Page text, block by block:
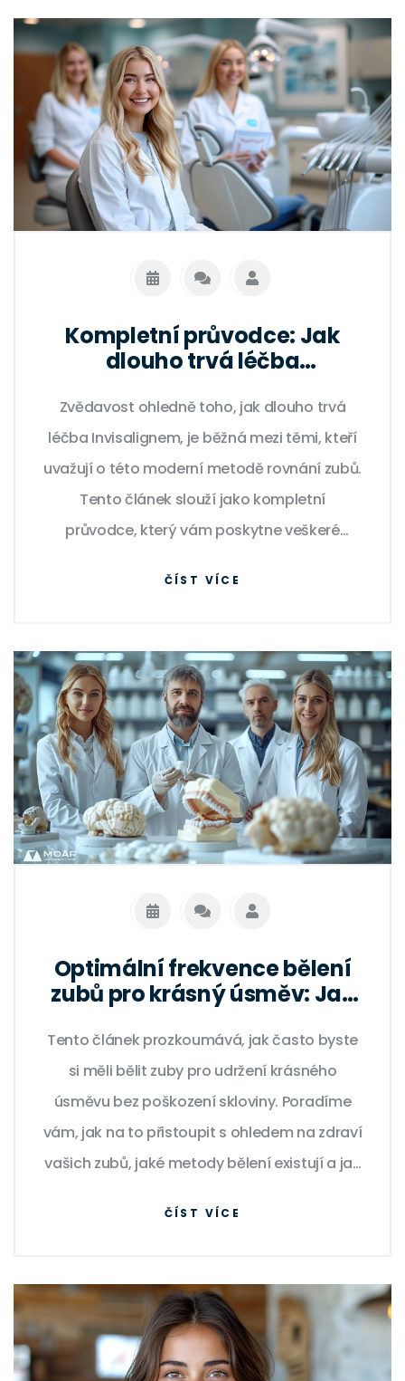
Kompletní průvodce: Jak
dlouho trvá léčba
Zvědavost ohledně toho, jak dlouho trvá
léčba Invisalignem, je běžná mezi těmi, kteří
uvažují o této moderní metodě rovnání zubů.
Tento článek slouží jako kompletní
průvodce, který vám poskytne veškeré
ČÍST VÍCE
Optimální frekvence bělení
zubů pro krásný úsměv: Jak
Tento článek prozkoumává, jak často byste
si měli bělit zuby pro udržení krásného
úsměvu bez poškození skloviny. Poradíme
vám, jak na to přistoupit s ohledem na zdraví
vašich zubů, jaké metody bělení existují a jak
ČÍST VÍCE